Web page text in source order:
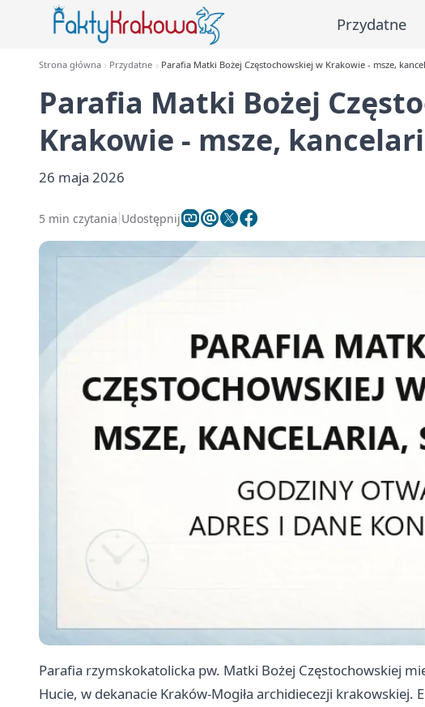
Przydatne
Strona główna Przydatne Parafia Matki Bożej Częstochowskiej w Krakowie - msze,
Parafia Matki Bożej
Krakowie - msze,
26 maja 2026
5 min czytania Udostępnij
Parafia rzymskokatolicka pw. Matki Bożej Częstochowskiej
Hucie, w dekanacie Kraków-Mogiła archidiecezji